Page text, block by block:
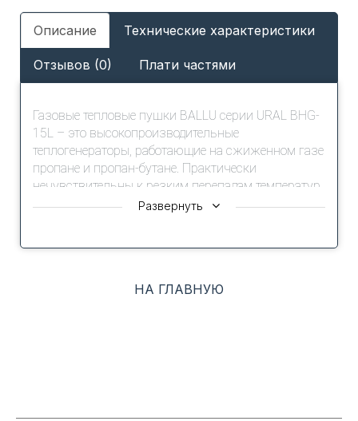
Описание Технические характеристики
Отзывов (0) Плати частями
Газовые тепловые пушки BALLU серии URAL BHG-
15L – это высокопроизводительные
теплогенераторы, работающие на сжиженном газе
пропане и пропан-бутане. Практически
нечувствительны к резким перепадам температур
и легко переносят транспортировку. Компактный
помещениях. Благодаря наличию многоуровневой
Развернуть
НА ГЛАВНУЮ